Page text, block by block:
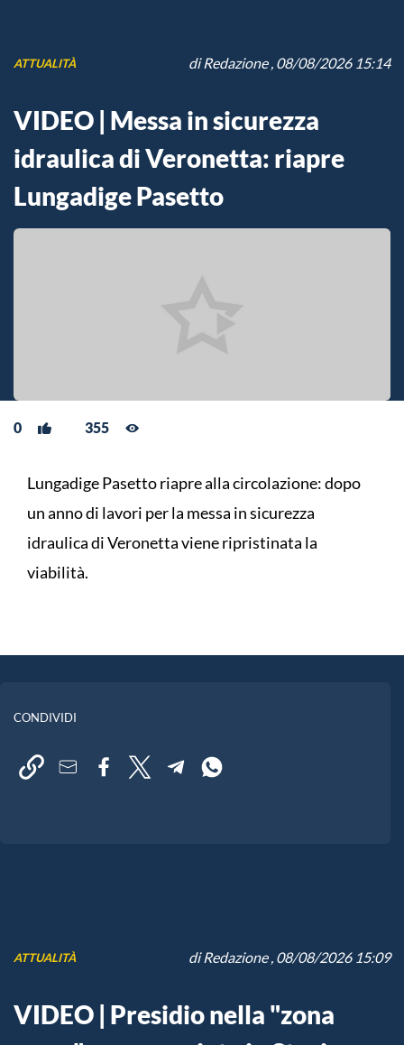
ATTUALITÀ diRedazione, 08/08/2026 15:14
VIDEO | Messa in sicurezza
idraulica di Veronetta: riapre
Lungadige Pasetto
0 355
Lungadige Pasetto riapre alla circolazione: dopo
un anno di lavori per la messa in sicurezza
idraulica di Veronetta viene ripristinata la
viabilità.
CONDIVIDI
ATTUALITÀ diRedazione, 08/08/2026 15:09
VIDEO | Presidio nella "zona